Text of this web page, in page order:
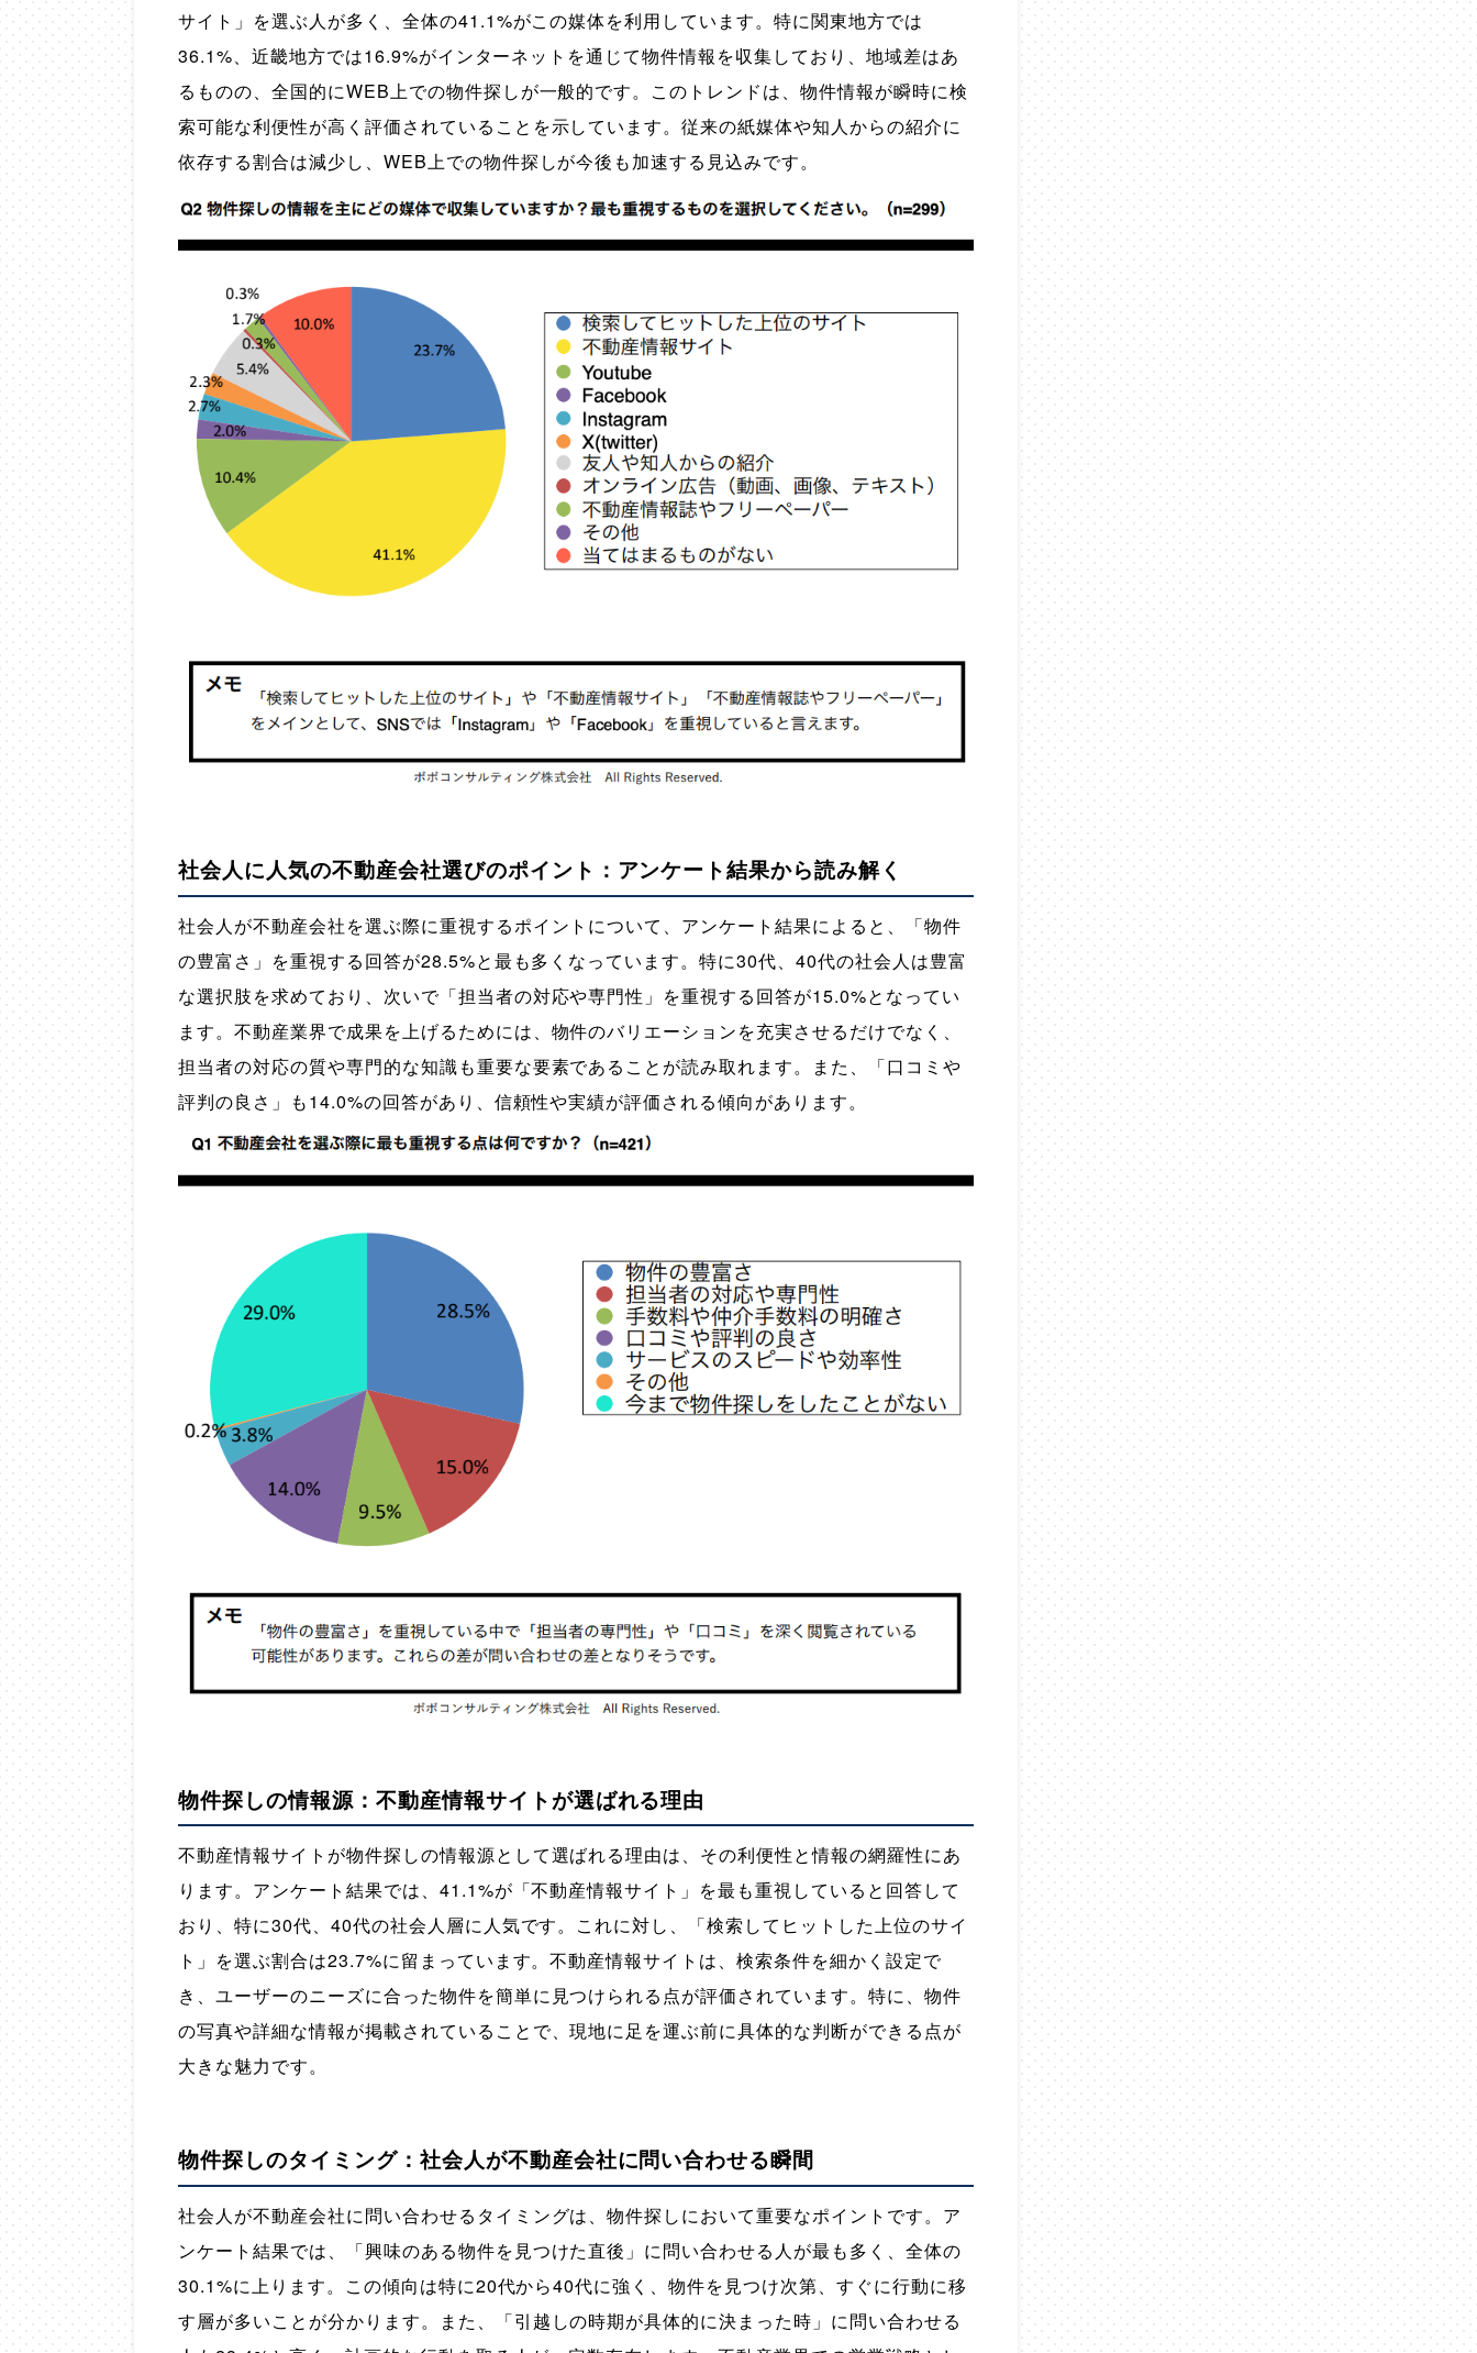
サイト」を選ぶ人が多く、全体の41.1%がこの媒体を利用しています。特に関東地方では
36.1%、近畿地方では16.9%がインターネットを通じて物件情報を収集しており、地域差はあ
るものの、全国的にWEB上での物件探しが一般的です。このトレンドは、物件情報が瞬時に検
索可能な利便性が高く評価されていることを示しています。従来の紙媒体や知人からの紹介に
依存する割合は減少し、WEB上での物件探しが今後も加速する見込みです。
社会人に人気の不動産会社選びのポイント：アンケート結果から読み解く
社会人が不動産会社を選ぶ際に重視するポイントについて、アンケート結果によると、「物件
の豊富さ」を重視する回答が28.5%と最も多くなっています。特に30代、40代の社会人は豊富
な選択肢を求めており、次いで「担当者の対応や専門性」を重視する回答が15.0%となってい
ます。不動産業界で成果を上げるためには、物件のバリエーションを充実させるだけでなく、
担当者の対応の質や専門的な知識も重要な要素であることが読み取れます。また、「口コミや
評判の良さ」も14.0%の回答があり、信頼性や実績が評価される傾向があります。
物件探しの情報源：不動産情報サイトが選ばれる理由
不動産情報サイトが物件探しの情報源として選ばれる理由は、その利便性と情報の網羅性にあ
ります。アンケート結果では、41.1%が「不動産情報サイト」を最も重視していると回答して
おり、特に30代、40代の社会人層に人気です。これに対し、「検索してヒットした上位のサイ
ト」を選ぶ割合は23.7%に留まっています。不動産情報サイトは、検索条件を細かく設定で
き、ユーザーのニーズに合った物件を簡単に見つけられる点が評価されています。特に、物件
の写真や詳細な情報が掲載されていることで、現地に足を運ぶ前に具体的な判断ができる点が
大きな魅力です。
物件探しのタイミング：社会人が不動産会社に問い合わせる瞬間
社会人が不動産会社に問い合わせるタイミングは、物件探しにおいて重要なポイントです。ア
ンケート結果では、「興味のある物件を見つけた直後」に問い合わせる人が最も多く、全体の
30.1%に上ります。この傾向は特に20代から40代に強く、物件を見つけ次第、すぐに行動に移
す層が多いことが分かります。また、「引越しの時期が具体的に決まった時」に問い合わせる